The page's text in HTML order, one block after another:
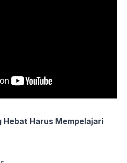
Hebat Harus Mempelajari